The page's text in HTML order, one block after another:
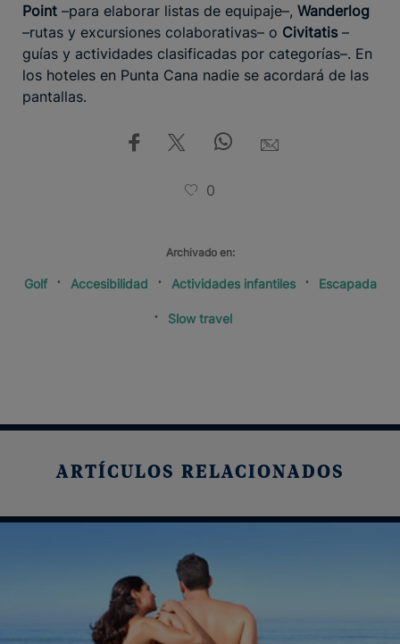
Point –para elaborar listas de equipaje–, Wanderlog
–rutas y excursiones colaborativas– o Civitatis –
guías y actividades clasificadas por categorías–. En
los hoteles en Punta Cana nadie se acordará de las
pantallas.
0
Archivado en:
Golf Accesibilidad Actividades infantiles Escapada
Slow travel
ARTÍCULOS RELACIONADOS